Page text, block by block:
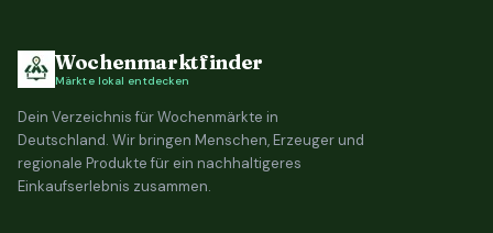
Wochenmarktfinder
Märkte lokal entdecken
Dein Verzeichnis für Wochenmärkte in
Deutschland. Wir bringen Menschen, Erzeuger und
regionale Produkte für ein nachhaltigeres
Einkaufserlebnis zusammen.